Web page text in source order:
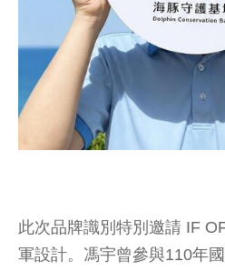
此次品牌識別特別邀請 IF
軍設計。馮宇曾參與110年